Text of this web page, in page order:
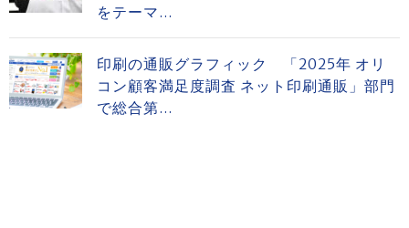
をテーマ...
印刷の通販グラフィック 「2025年 オリ
コン顧客満足度調査 ネット印刷通販」部門
で総合第...